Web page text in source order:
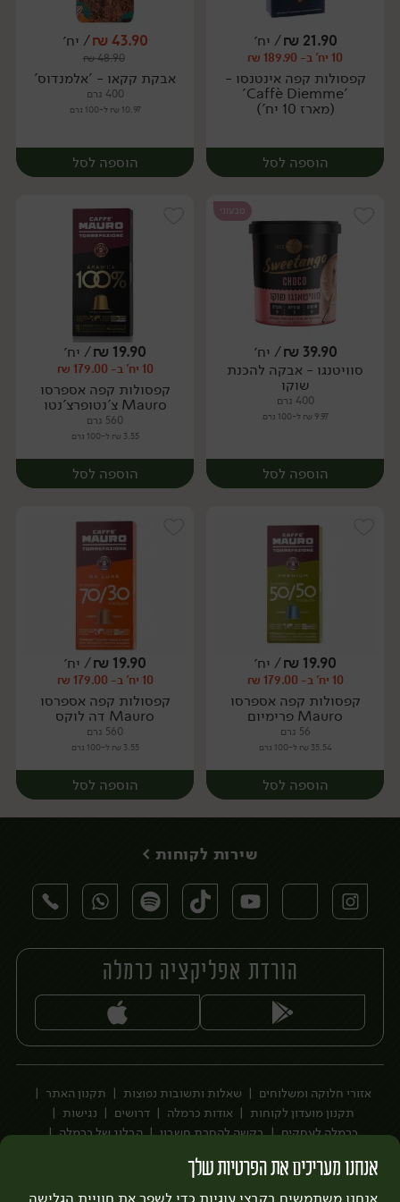
יח׳ יח׳
21.90
₪/ יח׳
10 יח' ב- 189.90 ₪
קפסולות קפה אינטנסו -
'Caffè Diemme'
(מארז 10 יח')
הוספה לסל
יח׳
43.90
₪/ יח׳
48.90
₪
אבקת קקאו - 'אלמנדוס'
400 גרם
10.97 ₪ ל-100 גרם
הוספה לסל
יח׳
טבעוני
39.90
₪/ יח׳
סוויטנגו - אבקה להכנת
שוקו
400 גרם
9.97 ₪ ל-100 גרם
הוספה לסל
יח׳
19.90
₪/ יח׳
10 יח' ב- 179.00 ₪
קפסולות קפה אספרסו
Mauro צ'נטופרצ'נטו
560 גרם
3.55 ₪ ל-100 גרם
הוספה לסל
יח׳
19.90
₪/ יח׳
10 יח' ב- 179.00 ₪
קפסולות קפה אספרסו
Mauro פרימיום
56 גרם
35.54 ₪ ל-100 גרם
הוספה לסל
יח׳
19.90
₪/ יח׳
10 יח' ב- 179.00 ₪
קפסולות קפה אספרסו
Mauro דה לוקס
560 גרם
3.55 ₪ ל-100 גרם
הוספה לסל
יח׳
יח׳ יח׳
אנחנו מעריכים את הפרטיות שלך
אנחנו משתמשים בקבצי עוגיות כדי לשפר את חוויית הגלישה
שירות לקוחות >
הורדת אפליקציה כרמלה
אזורי חלוקה ומשלוחים שאלות ותשובות נפוצות
תקנון האתר
תקנון מועדון לקוחות
אודות כרמלה דרושים
נגישות
כרמלה לעסקים
בקשה להסרת חשבון
הבלוג של כרמלה
עיצוב:3bearsפיתוח:Quatro